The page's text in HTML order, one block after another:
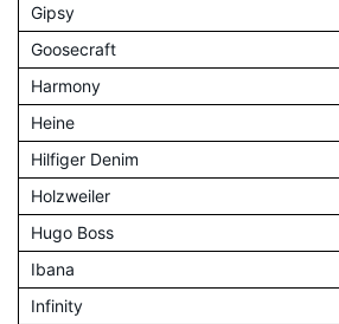
Gipsy
Goosecraft
Harmony
Heine
Hilfiger Denim
Holzweiler
Hugo Boss
Ibana
Infinity